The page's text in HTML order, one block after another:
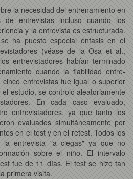
la necesidad del entrenamiento en
entrevistas incluso cuando los
y la entrevista es estructurada.
ha puesto especial énfasis en el
(véase de la Osa et al.,
entrevistadores habían terminado
cuando la fiabilidad entre-
entrevistas fue igual o superior
estudio, se controló aleatoriamente
En cada caso evaluado,
entrevistadores, ya que tanto los
evaluados simultáneamente por
en el test y en el retest. Todos los
la entrevista "a ciegas" ya que no
sobre el niño. El intervalo
fue de 11 días. El test se hizo tan
primera visita.